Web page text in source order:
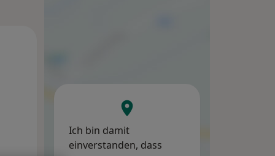
Ich bin damit
einverstanden, dass